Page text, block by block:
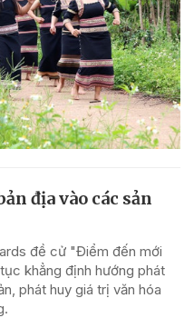
địa vào các sản
đề cử "Điểm đến mới
khẳng định hướng phát
phát huy giá trị văn hóa